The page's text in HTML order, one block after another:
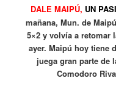
DALE MAIPÚ, UN
mañana, Mun. de
5×2 y volvía a retomar
ayer. Maipú hoy tiene
juega gran parte de
Comodoro